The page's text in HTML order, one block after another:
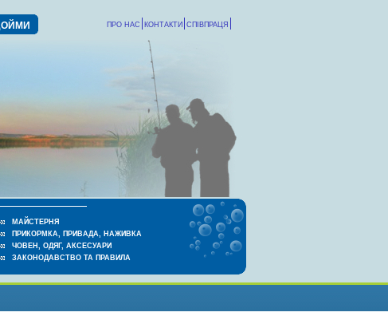
СПІВПРАЦЯ
КОНТАКТИ
ПРО НАС
МАЙСТЕРНЯ
ПРИКОРМКА, ПРИВАДА, НАЖИВКА
ЧОВЕН, ОДЯГ, АКСЕСУАРИ
ЗАКОНОДАВСТВО ТА ПРАВИЛА